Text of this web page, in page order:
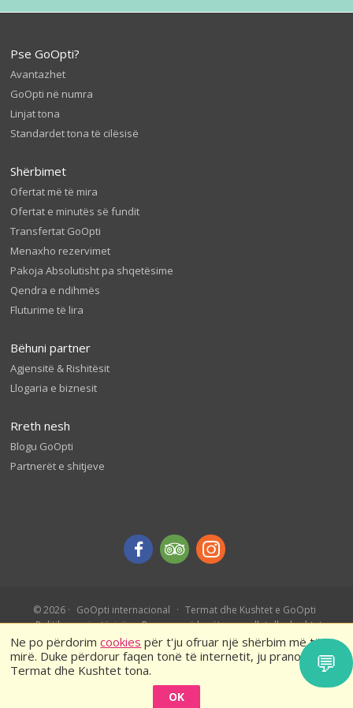
Ne po përdorimcookies për t'ju ofruar një shërbim më të
mirë. Duke përdorur faqen tonë të internetit, ju pranoni
Termat dhe Kushtet tona.
OK
Pse GoOpti?
Avantazhet
GoOpti në numra
Linjat tona
Standardet tona të cilësisë
Shërbimet
Ofertat më të mira
Ofertat e minutës së fundit
Transfertat GoOpti
Menaxho rezervimet
Pakoja Absolutisht pa shqetësime
Qendra e ndihmës
Fluturime të lira
Bëhuni partner
Agjensitë & Rishitësit
Llogaria e biznesit
Rreth nesh
Blogu GoOpti
Partnerët e shitjeve
© 2026 GoOpti internacional
Termat dhe Kushtet e GoOpti
Politika e privatësisë
Rezervo më herët – rregullat dhe kushtet
💬